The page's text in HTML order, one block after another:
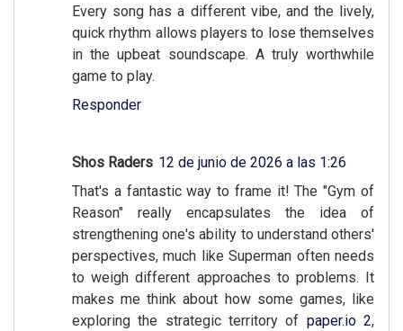
Every song has a different vibe, and the lively,
quick rhythm allows players to lose themselves
in the upbeat soundscape. A truly worthwhile
game to play.
Responder
Shos Raders 12 de junio de 2026 a las 1:26
That's a fantastic way to frame it! The "Gym of
Reason" really encapsulates the idea of
strengthening one's ability to understand others'
perspectives, much like Superman often needs
to weigh different approaches to problems. It
makes me think about how some games, like
exploring the strategic territory of paper.io 2,